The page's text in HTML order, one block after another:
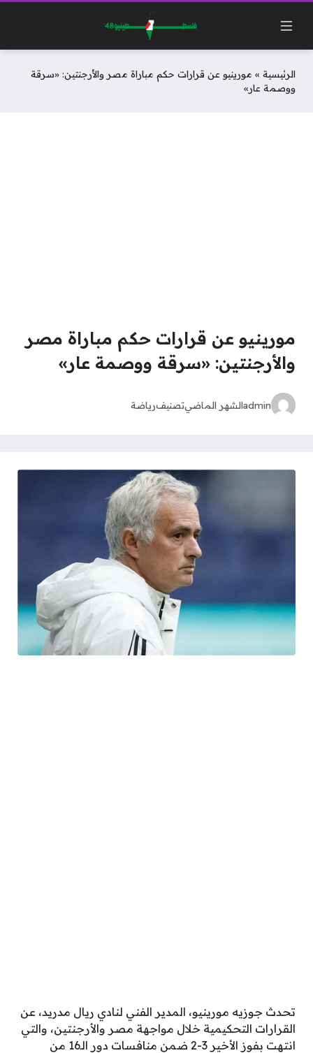
الرئيسية » مورينيو عن قرارات حكم مباراة مصر والأرجنتين: «سرقة
ووصمة عار»
مورينيو عن قرارات حكم مباراة مصر
والأرجنتين: «سرقة ووصمة عار»
adminالشهر الماضيتصنيفرياضة
تحدث جوزيه مورينيو، المدير الفني لنادي ريال مدريد، عن
القرارات التحكيمية خلال مواجهة مصر والأرجنتين، والتي
انتهت بفوز الأخير 3-2 ضمن منافسات دور الـ16 من